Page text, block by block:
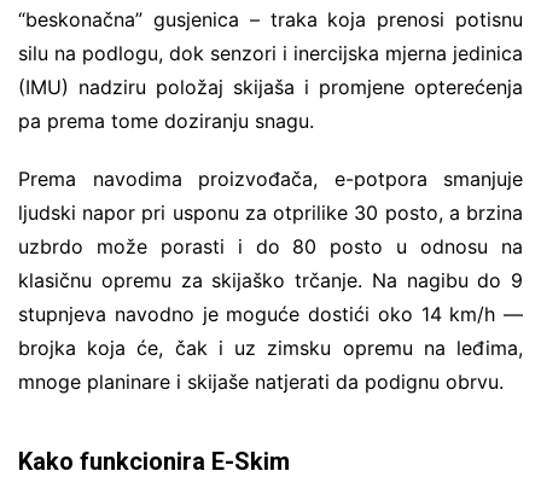
“beskonačna” gusjenica – traka koja prenosi potisnu
silu na podlogu, dok senzori i inercijska mjerna jedinica
(IMU) nadziru položaj skijaša i promjene opterećenja
pa prema tome doziranju snagu.
Prema navodima proizvođača, e-potpora smanjuje
ljudski napor pri usponu za otprilike 30 posto, a brzina
uzbrdo može porasti i do 80 posto u odnosu na
klasičnu opremu za skijaško trčanje. Na nagibu do 9
stupnjeva navodno je moguće dostići oko 14 km/h —
brojka koja će, čak i uz zimsku opremu na leđima,
mnoge planinare i skijaše natjerati da podignu obrvu.
Kako funkcionira E-Skim